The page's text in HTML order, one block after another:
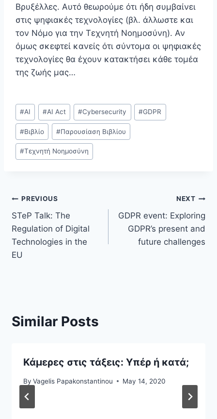
Βρυξέλλες. Αυτό θεωρούμε ότι ήδη συμβαίνει
στις ψηφιακές τεχνολογίες (βλ. άλλωστε και
τον Νόμο για την Τεχνητή Νοημοσύνη). Αν
όμως σκεφτεί κανείς ότι σύντομα οι ψηφιακές
τεχνολογίες θα έχουν κατακτήσει κάθε τομέα
της ζωής μας…
Post
Tags:
#AI #AI Act #Cybersecurity #GDPR
#Βιβλίο #Παρουσίαση Βιβλίου
#Τεχνητή Νοημοσύνη
Post
navigation
PREVIOUS
STeP Talk: The
Regulation of Digital
Technologies in the
EU
NEXT
GDPR event: Exploring
GDPR’s present and
future challenges
Similar Posts
Κάμερες στις τάξεις: Υπέρ ή κατά;
By Vagelis Papakonstantinou May 14, 2020